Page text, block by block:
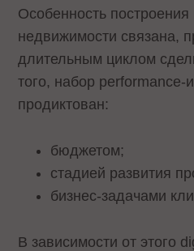
Особенность
недвижимости связана,
длительным циклом
того, набор performance-
продиктован:
бюджетом;
стадией развития
бизнес-задачами
В зависимости от этого